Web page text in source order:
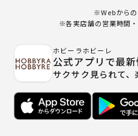
※Webからの
※各実店舗の営業時間
ホビーラホビーレ
公式アプリで最新
サクサク見られて